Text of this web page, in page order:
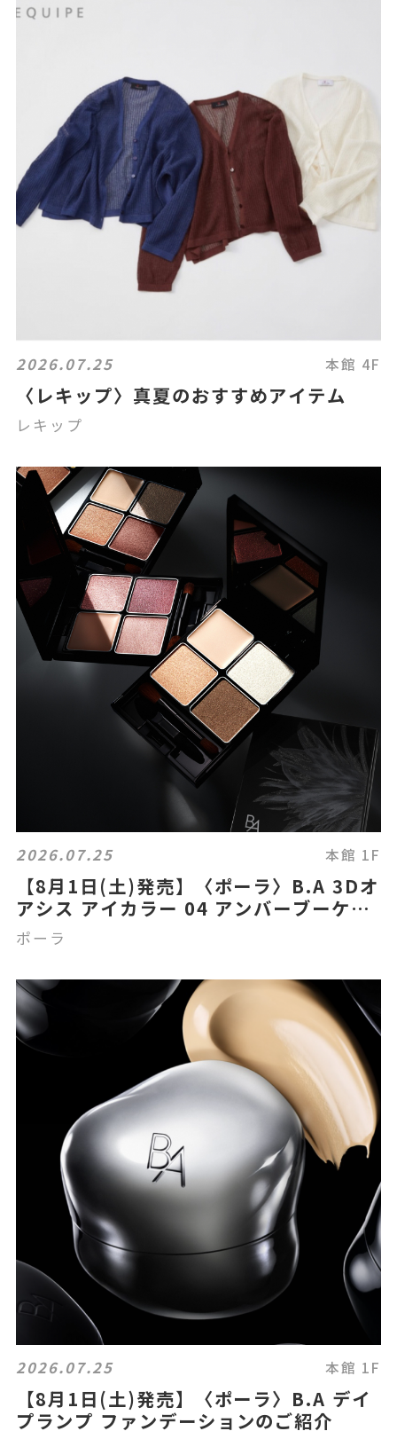
2026.07.25 本館 4F
〈レキップ〉真夏のおすすめアイテム
レキップ
2026.07.25 本館 1F
【8月1日(土)発売】〈ポーラ〉B.A 3Dオ
アシス アイカラー 04 アンバーブーケの
ご紹介
ポーラ
2026.07.25 本館 1F
【8月1日(土)発売】〈ポーラ〉B.A デイ
プランプ ファンデーションのご紹介